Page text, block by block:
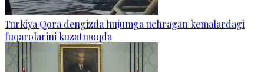
Turkiya Qora dengizda hujumga uchragan kemalardagi
fuqarolarini kuzatmoqda